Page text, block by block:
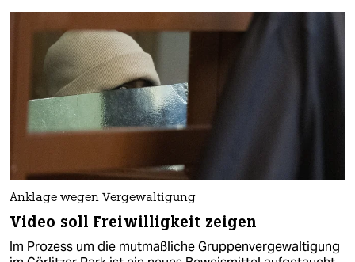
Anklage wegen Vergewaltigung
Video soll Freiwilligkeit zeigen
Im Prozess um die mutmaßliche Gruppenvergewaltigung